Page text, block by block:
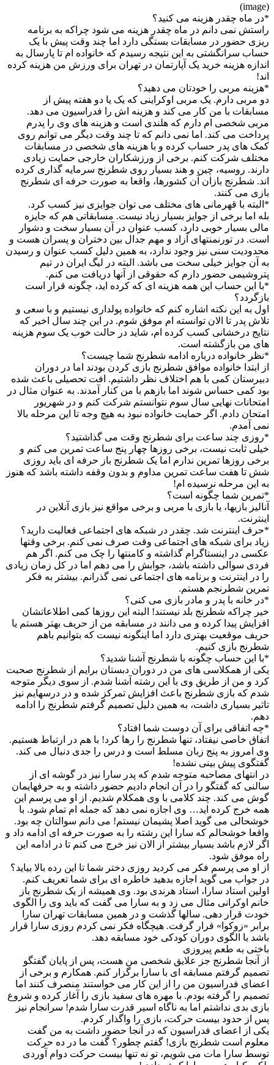
(image)
*در ماه چقدر هزینه می کنید؟
راستش نمی دانم در ماه چقدر هزینه می شود چراکه به برنامه
ریزی حضور در مسابقات بستگی دارد اما چند وقت پیش با یک
حساب سرانگشتی به این نتیجه رسیدم که خانواده ام تا پارسال به
اندازه هزینه خرید یک آپارتمان در تهران برای ورزش من هزینه کرده
اند!
*هزینه مربی را خودتان می دهید؟
دو مربی دارم. یک مربی اوکراینی که یک یا دو هفته پیش از
مسابقات با من کار می کند و هزینه اش را فدراسیون می دهد.
مربی شخصی ام دارم که هلندی است و هزینه های وی را پدرم
پرداخت می کند. اما نمی دانم که تا چند وقت دیگر می توانم روی
کمک های پدر حساب کرده و با هزینه های شخصی در مسابقات
مختلف شرکت کنم. برخی از ورزشکاران خارجی حمایت زیادی
دارند. روسیه، چین و هند بسیار روی شطرنج سرمایه گذاری کرده
اند. شطرنج بازان آن کشورها، واقعا به صورت حرفه ای شطرنج
بازی می کنند.
*البته با قهرمانی های مختلف می توان جوایزی نیز کسب کرد.
بله اما برخی از جوایز بسیار زیاد نیست. مسابقاتی هم که جایزه
مالی بسیار خوبی دارد، کسب عنوان در آن بسیار سخت و دشوار
است. در تورنمنتهای آزاد و مهم جدال بین دختران و پسران هست و
محدودیت سنی نیز وجود ندارد، به همین دلیل کسب عنوان و رسیدن
به آن جوایز خیلی سخت می باشد. البته در لیگ ایران در تیم
پتروشیمی حضور دارم که حقوقی از آنها دریافت می کنم.
*با این حساب این همه هزینه ای که کرده اید، چگونه قرار است
بازگردد؟
اول به این نکته اشاره کنم که خانواده پولداری نیستیم و با سعی و
تلاش پدر تا الان توانسته ام موفق شوم. در این چند سال اخیر که
نتایج درخشانی کسب کرده ام، شاید در حالت خوب یک سوم هزینه
های من بازگشته است.
*نظر خانواده درباره ادامه شطرنج شما چیست؟
از ابتدا خانواده موافق شطرنج بازی کردن بودند اما در دوران
دبیرستان کمی با هم اختلاف نظر داشتیم. افت تحصیلی باعث شده
بود کمی حساس شوند اما بازهم با من کنار آمدند. به عنوان مثال در
امتحانات نهایی سال سوم نتوانستم شرکت کنم و در شهریور
امتحان دادم. اگر حمایت خانواده نبود به هیچ وجه تا این مرحله بالا
نمی آمدم.
*روزی چند ساعت برای شطرنج وقت می گذاشتید؟
خیلی ثابت نیست، برخی روزها چهار پنج ساعت تمرین می کنم و
برخی روزها تمرین ندارم اما یک شطرنج باز حرفه ای باید روزی
شش تا هفت ساعت تمرین مداوم و بدون وقفه داشته باشد که هنوز
به این مرحله نرسیده ام!
*تمرین شما چگونه است؟
آنالیز بازیها، یا بازی با مربی و برخی مواقع نیز بازی آنلاین در
اینترنت.
*حرف اینترنت شد. چقدر در شبکه های اجتماعی فعالیت دارید؟
زیاد برای شبکه های اجتماعی وقت صرف نمی کنم. برخی وقتها
عکسی در اینستاگرام گذاشته و کامنتها را چک می کنم. اگر هم
فردی سوالی داشته باشد، جوابش را می دهم اما در کل زمان زیادی
را در اینترنت و برنامه های اجتماعی نمی گذرانم. بیشتر به فکر
تمرین شطرنجم هستم.
*در خانه با پدر و مادر بازی می کنی؟
خیر چراکه شطرنج بلد نیستند! البته این روزها کمی اطلاعاتشان
افزایش پیدا کرده و می دانند در مسابقه من از حریف بهتر هستم یا
حریف موقعیت بهتری دارد اما اینگونه نیست که بتوانیم باهم
شطرنج بازی کنیم.
*با این حساب چگونه با شطرنج آشنا شدید؟
یکی از همکلاسی های من در دوران دبستان برایم از شطرنج صحبت
کرد و من از طریق وی با این رشته آشنا شدم. از سوی دیگر متوجه
شدم که بازی شطرنج باعث افزایش تمرکز شده و در درسهایم نیز
تاثیر بسیاری داشت، به همین دلیل تصمیم گرفتم شطرنج را ادامه
دهم.
*چه اتفاقی برای آن دوست شما افتاد؟
اتفاق خاصی نیفتاد، تنها شطرنج را رها کرد! با هم در ارتباط هستیم.
وی امروز به پنج زبان مسلط است و درس را جدی دنبال می کند.
گفتگوی پیش بینی نشده!
در انتهای مصاحبه متوجه شدم که پدر سارا نیز در گوشه ای از
سالنی که گفتگو را در آن انجام دادیم حضور داشته و به حرفهایمان
گوش می کند. چند کلامی با وی همکلام شدیم. از او می پرسم این
همه خرج کرده اید… وی اجازه نمی دهد که جمله ام تمام شود. با
خوشحالی می گوید اصلا پشیمان نیستم! می دانم سوالتان چه بود.
واقعا خوشحالم که سارا این رشته را به صورت حرفه ای ادامه داد و
اگر لازم باشد بسیار بیشتر از الان نیز خرج می کنم تا در ادامه این
راه موفق شود.
از او می پرسم فکر می کردید روزی دختر شما تا این رده بالا بیاید؟
در جواب می گوید اجازه بدهید خاطره ای برای شما تعریف کنم.
اولین استاد سارا، استاد هرندی بود. وی همیشه از یک شطرنج باز
خانم اوکرانی مثال می زد و به سارا می گفت که باید وی را الگوی
خودت قرار دهی. سالها گذشت و در همین مسابقات تهران سارا
برابر «زوکوا» قرار گرفت. هیچگاه فکر نمی کردم روزی سارا قرار
باشد با الگوی دوران کودکی خود مسابقه دهد.
باختی به طعم پیروزی
از آنجا شطرنج جز علایق شخصی من هست، پس از پایان گفتگو
تصمیم گرفتم مسابقه ای با سارا برگزار کنم. همکارم و برخی از
اعضای فدراسیون من را از این کار می خواستند منصرف کنند اما
تصمیم را گرفته بودم. با مهره های سفید بازی را آغاز کرده و شروع
بازی بدی نداشتم اما به ناگاه اسیر قدرت سارا شدم! سرانجام نیز
پس از حدود بیست حرکت، بازی را واگذار کردم.
یکی از اعضای فدراسیون که در آنجا حضور داشت به من گفت
معلوم است شطرنج بازی! گفتم چطور؟ گفت ما در ده حرکت
توسط سارا مات می شویم، تو نه تنها بیست حرکت دوام آوردی